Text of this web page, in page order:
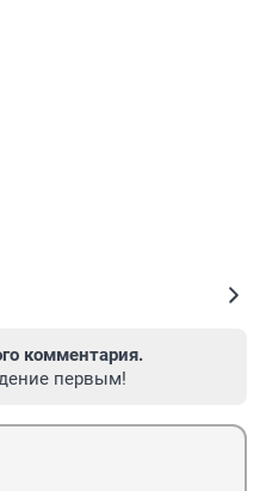
комментария.
первым!